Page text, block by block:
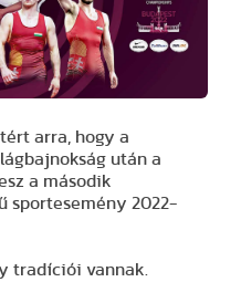
arra, hogy a
után a
a második
sportesemény 2022-
tradíciói vannak.